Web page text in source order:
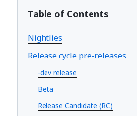
2017年4月
Table of Contents
Nightlies
Release cycle pre-releases
-dev release
Beta
Release Candidate (RC)